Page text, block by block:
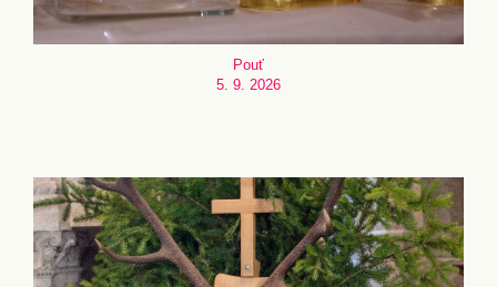
Pouť
5. 9. 2026